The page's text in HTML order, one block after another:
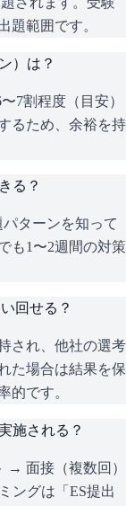
題範囲です。
）は？
7割程度（目安）
るため、余裕を持
る？
ターンを知って
も1〜2週間の対策
回せる？
され、他社の選考
た場合は結果を保
的です。
施される？
→ 面接（複数回）
ングは「ES提出